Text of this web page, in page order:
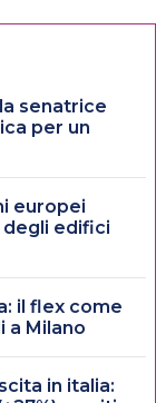
senatrice
per un
europei
degli edifici
il flex come
a Milano
in italia: